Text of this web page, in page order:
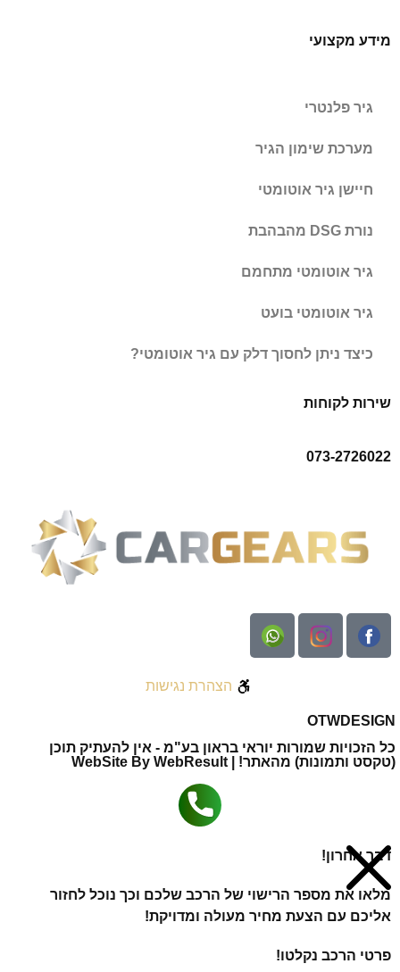
מידע מקצועי
גיר פלנטרי
מערכת שימון הגיר
חיישן גיר אוטומטי
נורת DSG מהבהבת
גיר אוטומטי מתחמם
גיר אוטומטי בועט
כיצד ניתן לחסוך דלק עם גיר אוטומטי?
שירות לקוחות
073-2726022
הצהרת נגישות
OTWDESIGN
כל הזכויות שמורות יוראי בראון בע"מ - אין להעתיק תוכן
(טקסט ותמונות) מהאתר! | WebSite By WebResult
דבר אחרון!
מלאו את מספר הרישוי של הרכב שלכם וכך נוכל לחזור
אליכם עם הצעת מחיר מעולה ומדויקת!
פרטי הרכב נקלטו!